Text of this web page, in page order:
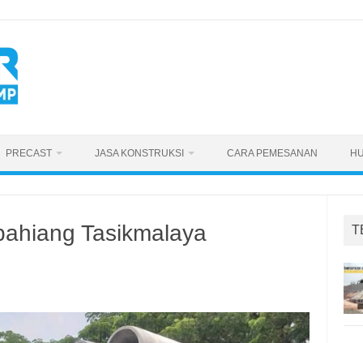
PRECAST JASA KONSTRUKSI CARA PEMESANAN
Tasikmalaya